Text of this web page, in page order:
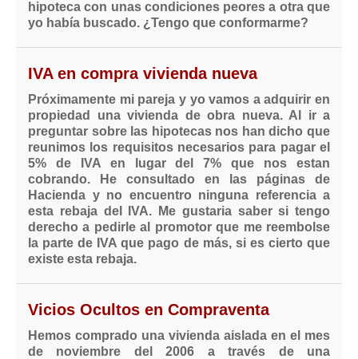
Requerimientos y comunicaciones
Formularios sobre Propiedad Horizontal
Modelos de Convocatoria de Junta de Propietarios
Modelos de Acta de Junta de Propietarios
Requerimientos y comunicaciones
Legislación
Legislación sobre Arrendamientos Urbanos
Legislación sobre la Comunidad de Propietarios
Legislación sobre Adquisición de Vivienda en Propiedad
Legislación de interés práctico
Diccionario
Usuario
Entrar / Salir
hipoteca con unas condiciones peores a otra que
yo había buscado. ¿Tengo que conformarme?
IVA en compra vivienda nueva
Próximamente mi pareja y yo vamos a adquirir en
propiedad una vivienda de obra nueva. Al ir a
preguntar sobre las hipotecas nos han dicho que
reunimos los requisitos necesarios para pagar el
5% de IVA en lugar del 7% que nos estan
cobrando. He consultado en las páginas de
Hacienda y no encuentro ninguna referencia a
esta rebaja del IVA. Me gustaria saber si tengo
derecho a pedirle al promotor que me reembolse
la parte de IVA que pago de más, si es cierto que
existe esta rebaja.
Vicios Ocultos en Compraventa
Hemos comprado una vivienda aislada en el mes
de noviembre del 2006 a través de una